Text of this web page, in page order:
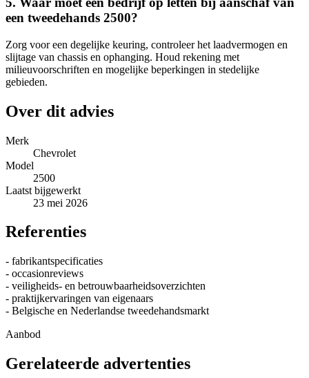
een tweedehands 2500?
Zorg voor een degelijke keuring, controleer het laadvermogen en
slijtage van chassis en ophanging. Houd rekening met
milieuvoorschriften en mogelijke beperkingen in stedelijke
gebieden.
Over dit advies
Merk
Chevrolet
Model
2500
Laatst bijgewerkt
23 mei 2026
Referenties
- fabrikantspecificaties
- occasionreviews
- veiligheids- en betrouwbaarheidsoverzichten
- praktijkervaringen van eigenaars
- Belgische en Nederlandse tweedehandsmarkt
Aanbod
Gerelateerde advertenties